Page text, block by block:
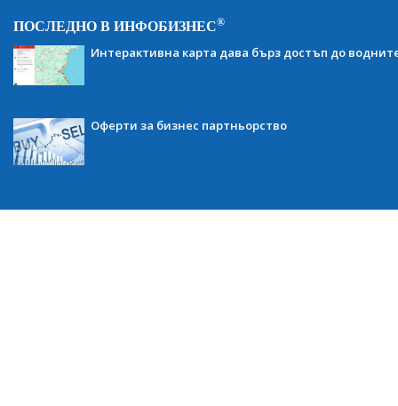
ПОСЛЕДНО В ИНФОБИЗНЕС®
Интерактивна карта дава бърз достъп до
Оферти за бизнес партньорство